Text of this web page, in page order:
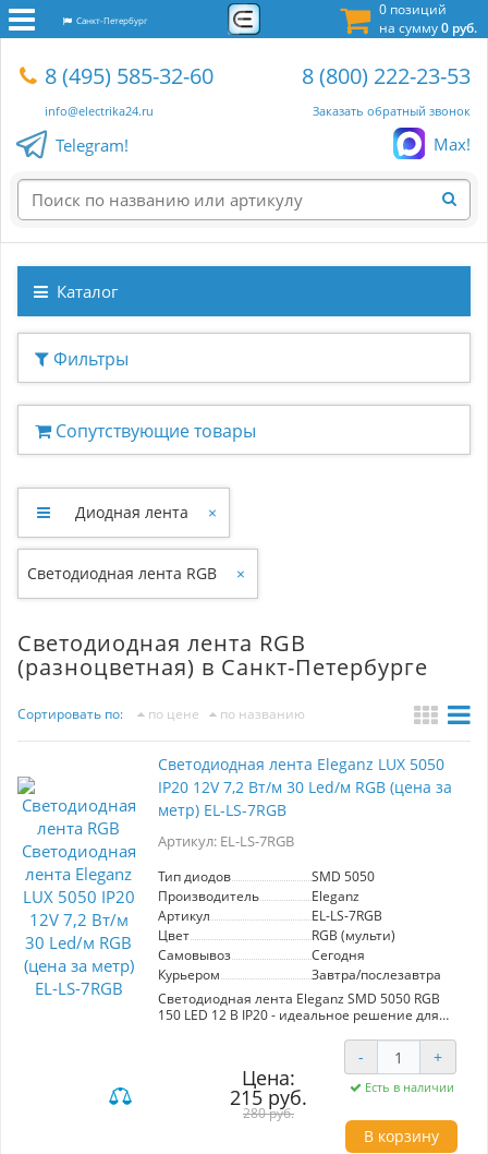
0 позиций
на сумму0 руб.
Санкт-Петербург
8 (495) 585-32-60
info@electrika24.ru
8 (800) 222-23-53
Заказать обратный звонок
Telegram! Max!
Каталог
Фильтры
Сопутствующие товары
Диодная лента ×
Светодиодная лента RGB ×
Светодиодная лента RGB
(разноцветная) в Санкт-Петербурге
Сортировать по: по цене по названию
Светодиодная лента Eleganz LUX 5050
IP20 12V 7,2 Вт/м 30 Led/м RGB (цена за
метр) EL-LS-7RGB
Артикул: EL-LS-7RGB
Тип диодов
SMD 5050
Производитель
Eleganz
Артикул
EL-LS-7RGB
Цвет
RGB (мульти)
Самовывоз
Сегодня
Курьером
Завтра/послезавтра
Светодиодная лента Eleganz SMD 5050 RGB
150 LED 12 В IP20 - идеальное решение для
мощностью 7,2 Вт/м и 30 диодами на метр,
она обеспечивает яркое и равномерное
освещение. Подходит для натяжных потолков
и подсветки, добавляя стиль и
индивидуальность в любое пространство.
Мультицветная RGB подсветка позволяет
легко менять настроение комнаты, что
Цена:
215 руб.
280 руб.
- +
Есть в наличии
В корзину